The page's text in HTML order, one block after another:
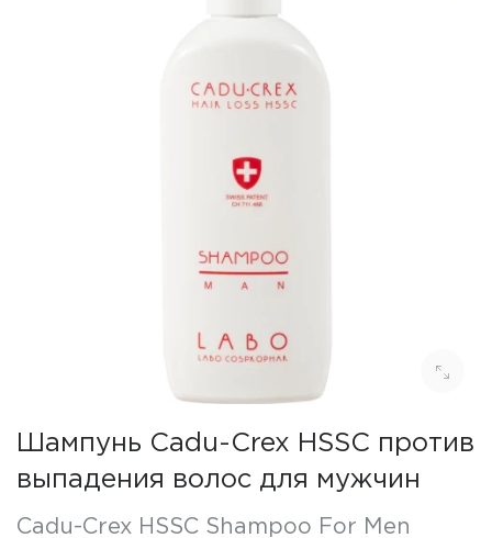
Шампунь Cadu-Crex HSSC против
выпадения волос для мужчин
Cadu-Crex HSSC Shampoo For Men